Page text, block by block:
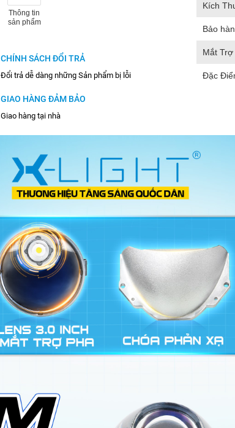
Thông tin
sản phẩm
CHÍNH SÁCH ĐỔI TRẢ
Đổi trả dễ dàng những Sản phẩm bị lỗi
GIAO HÀNG ĐẢM BẢO
Giao hàng tại nhà
Kích
Bảo
Mắt Trợ
Đặc